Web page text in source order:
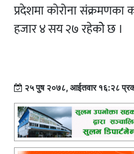
प्रदेशमा कोरोना
हजार ४ सय २७ रहेकोे छ ।
२५ पुष २०७८, आईतवार १६:२८